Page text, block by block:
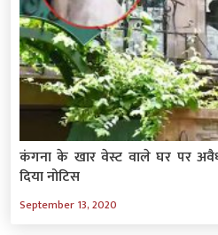
कंगना के खार वेस्ट वाले घर पर
दिया नोटिस
September 13, 2020